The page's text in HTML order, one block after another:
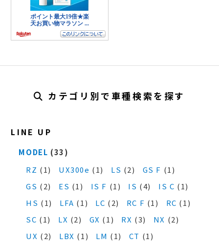
カテゴリ別で車種検索を探す
LINE UP
MODEL (33)
RZ (1) UX300e (1) LS (2) GS F (1)
GS (2) ES (1) IS F (1) IS (4) IS C (1)
HS (1) LFA (1) LC (2) RC F (1) RC (1)
SC (1) LX (2) GX (1) RX (3) NX (2)
UX (2) LBX (1) LM (1) CT (1)